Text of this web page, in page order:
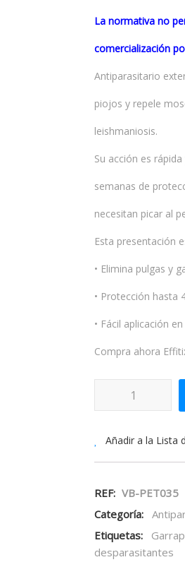
La normativa no
comercialización
Antiparasitario
piojos y repele
leishmaniosis.
Su acción es
semanas de
necesitan picar al
Esta presentación
• Elimina pulgas y
• Protección hasta
• Fácil aplicación
Compra ahora
EFFITIX 26,8mg/
Añadir a la Lista
REF: VB-PET035
Categoría:
Etiquetas:
desparasitantes